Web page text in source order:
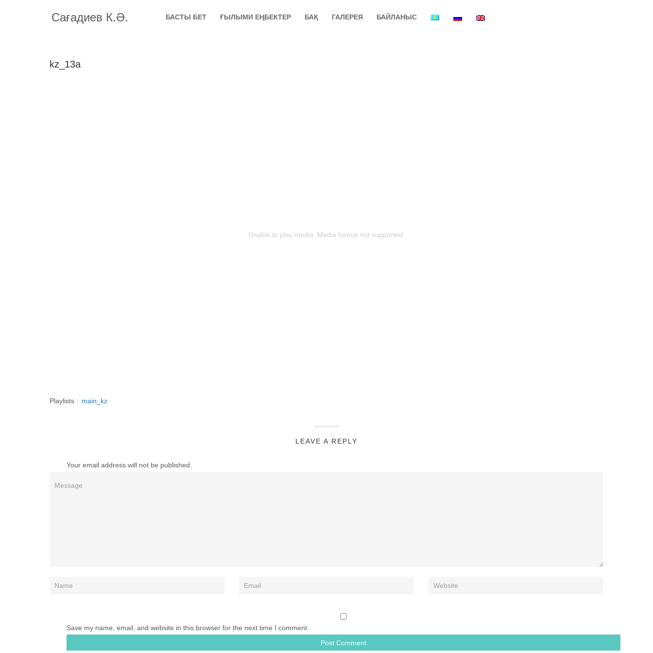
Сағадиев К.Ә. БАСТЫ БЕТ ҒЫЛЫМИ ЕҢБЕКТЕР БАҚ ГАЛЕРЕЯ БАЙЛАНЫС
kz_13а
Unable to play media. Media format not supported.
Playlists : main_kz
LEAVE A REPLY
Your email address will not be published.
Save my name, email, and website in this browser for the next time I comment.